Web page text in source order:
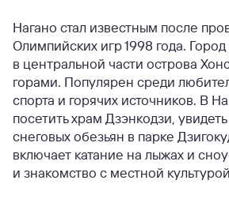
Нагано стал известным после
Олимпийских игр 1998 года.
в центральной части острова
горами. Популярен среди
спорта и горячих источников. В
посетить храм Дзэнкодзи,
снеговых обезьян в парке
включает катание на лыжах и
и знакомство с местной